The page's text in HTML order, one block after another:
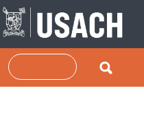
Pasar al contenido principal
Buscar